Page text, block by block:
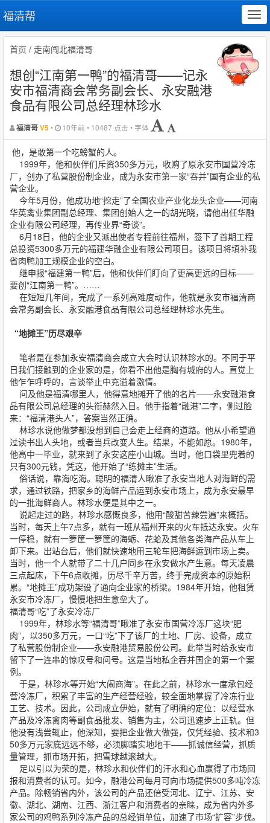
福清帮
首页 / 走南闯北福清哥
想创“江南第一鸭”的福清哥——记永
安市福清商会常务副会长、永安融港
食品有限公司总经理林珍水
福清哥V5 • 10年前 • 10487 点击 • 字体
他，是敢第一个吃螃蟹的人。
1999年，他和伙伴们斥资350多万元，收购了原永安市国营冷冻
厂，创办了私营股份制企业，成为永安市第一家“吞并”国有企业的私
营企业。
今年5月份，他成功地“挖走”了全国农业产业化龙头企业——河南
华英禽业集团副总经理、集团创始人之一的胡光晓，请他出任华融
企业有限公司经理，再传业界“奇谈”。
6月18日，他的企业又派出使者专程前往福州，签下了首期工程
总投资5300多万元的福建华融企业有限公司项目。该项目将填补我
省肉鸭加工规模企业的空白。
继申报“福建第一鸭”后，他和伙伴们盯向了更高更远的目标——
要创“江南第一鸭”。……
在短短几年间，完成了一系列高难度动作，他就是永安市福清商
会常务副会长、永安融港食品有限公司总经理林珍水先生。
“地摊王”历尽艰辛
笔者是在参加永安福清商会成立大会时认识林珍水的。不同于平
日我们接触到的企业家的是，你看不出他是胸有城府的人。直觉上
他乍乍呼呼的，言谈举止中充溢着激情。
问及他是福清哪里人，他得意地摊开了他的名片——永安融港食
品有限公司总经理的头衔赫然入目。他手指着“融港”二字，侧过脸
来：“福清港头人”，答案当然正确。
林珍水说他做梦都没想到自己会走上经商的道路。他从小希望通
过读书出人头地，或者当兵改变人生。结果，不能如愿。1980年，
他高中一毕业，就来到了永安这座小山城。当时，他口袋里兜着的
只有300元钱，凭这，他开始了“练摊主”生活。
俗话说，靠海吃海。聪明的福清人瞅准了永安当地人对海鲜的需
求，通过铁路，把家乡的海鲜产品运到永安市场上，成为永安最早
的一批海鲜商人。林珍水便是其中之一。
说起走过的路，林珍水感慨良多，他用“酸甜苦辣尝遍”来概括。
当时，每天上午7点多，就有一班从福州开来的火车抵达永安。火车
一停稳，就有一箩筐一箩筐的海蛎、花蛤及其他各类海产品从车上
卸下来。出站台后，他们就快速地用三轮车把海鲜运到市场上卖。
当时，他一个人就带了二十几户同乡在永安做水产生意。每天凌晨
三点起床，下午6点收摊，历尽千辛万苦，终于完成资本的原始积
累。“地摊王”成功架设了通向企业家的桥梁。1984年开始，他租赁
永安市冷冻厂，慢慢地把生意垒大了。
福清哥“吃”了永安冷冻厂
1999年，林珍水等“福清哥”瞅准了永安市国营冷冻厂这块“肥
肉”，以350多万元，一口“吃”下了该厂的土地、厂房、设备，成立
了私营股份制企业——永安融港贸易股份公司。此举当时给永安市
留下了一连串的惊叹号和问号。这是当地私企吞并国企的第一个案
例。
于是，林珍水等开始“大闹商海”。在此之前，林珍水一度承包经
营冷冻厂，积累了丰富的生产经营经验，较全面地掌握了冷冻行业
工艺、技术。因此，公司成立伊始，就有了明确的定位：以经营水
产品及冷冻禽肉等副食品批发、销售为主，公司迅速步上正轨。但
他没有浅尝辄止，他深知，要把企业做大做强，仅凭经验、技术和3
50多万元家底远远不够，必须脚踏实地地干——抓诚信经营，抓质
量管理，抓市场开拓，把雪球越滚越大。
足以引以为荣的是，林珍水和伙伴们的汗水和心血赢得了市场回
报和消费者的认可。如今，融港公司每月可向市场提供500多吨冷冻
产品。除畅销省内外，该公司的产品还倍受河北、辽宁、江苏、安
徽、湖北、湖南、江西、浙江客户和消费者的亲睐，成为省内外多
家公司的鸡鸭系列冷冻产品的总经销单位，加速了市场“扩容”步伐。